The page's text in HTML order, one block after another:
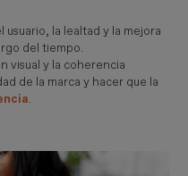
la lealtad y la mejora
del tiempo.
visual y la coherencia
de la marca y hacer que la
.